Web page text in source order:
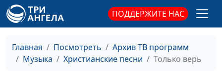
ПОДДЕРЖИТЕ НАС
Главная Посмотреть
Архив ТВ программ
Музыка
Христианские песни Только верь